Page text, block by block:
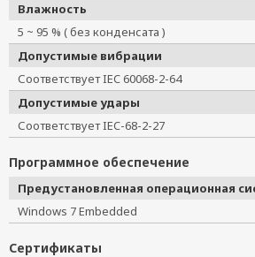
Влажность
5 ~ 95 % ( без конденсата )
Допустимые вибрации
Соответствует IEC 60068-2-64
Допустимые удары
Соответствует IEC-68-2-27
Программное обеспечение
Предустановленная операционная
Windows 7 Embedded
Сертификаты